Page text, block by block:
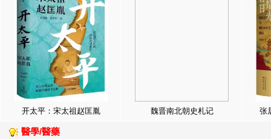
开太平：宋太祖赵匡胤 魏晋南北朝史札记 张
醫學/醫藥